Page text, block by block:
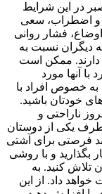
در این شرایط
و اضطراب، سعی
فشار روانی
دیگران نسبت به
ممکن است
آنها مورد
به خصوص افراد با
خودتان باشید.
ناراحتی و
طرف یکی از دوستان
فرصتی برای آشتی
بگذارید و با روشی
تلاش کنید. به
داد. از این